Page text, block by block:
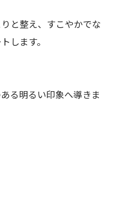
と整え、すこやかでな
します。
る明るい印象へ導きま